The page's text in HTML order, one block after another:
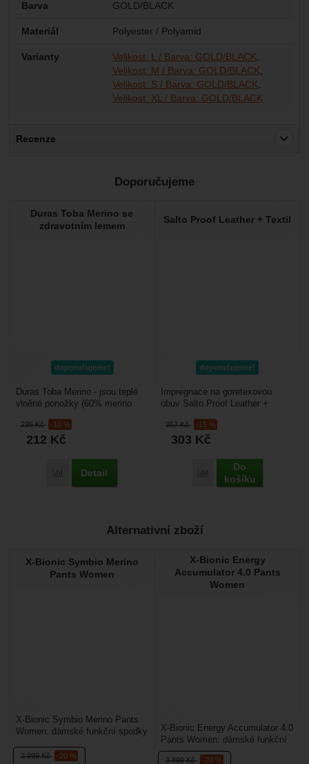
Barva GOLD/BLACK
Materiál Polyester / Polyamid
Varianty
Velikost: L / Barva: GOLD/BLACK
Velikost: M / Barva: GOLD/BLACK
Velikost: S / Barva: GOLD/BLACK
Velikost: XL / Barva: GOLD/BLACK
Recenze
Nebyla přidána žádná recenze.
Doporučujeme
Duras Toba Merino se
zdravotním lemem
doporučujeme!
235Kč -10 %
212 Kč
Porovnat
Detail
Duras Toba Merino - jsou teplé
vlněné ponožky (60% merino
použití i do zimního...
Salto Proof Leather + Textil
doporučujeme!
357Kč -15 %
303 Kč
Porovnat
Do
košíku
Impregnace na goretexovou
obuv Salto Proof Leather +
pro koženou i textilní...
Alternativní zboží
X-Bionic Symbio Merino
Pants Women
3 999Kč -20 %
X-Bionic Symbio Merino Pants
Women: dámské funkční spodky
vás v ideální...
X-Bionic Energy
Accumulator 4.0 Pants
Women
3 899Kč -20 %
X-Bionic Energy Accumulator 4.0
Pants Women: dámské funkční
spodky vhodné pro zimní sporty.